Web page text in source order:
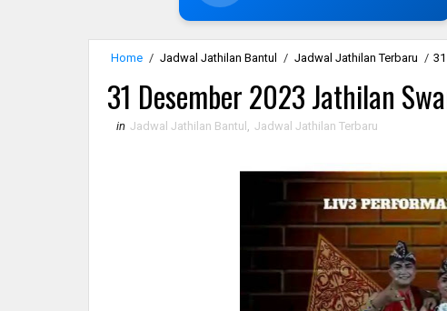
Home / Jadwal Jathilan Bantul / Jadwal Jathilan Terbaru /
31 Desember 2023 Jathilan
in Jadwal Jathilan Bantul Jadwal Jathilan Terbaru